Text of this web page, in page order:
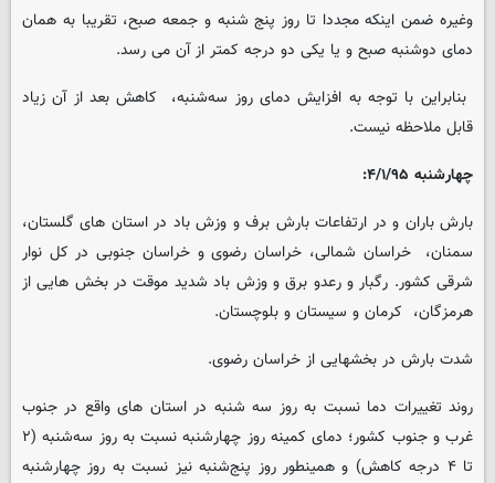
وغیره ضمن اینکه مجددا تا روز پنج شنبه و جمعه صبح، تقریبا به همان
دمای دوشنبه صبح و یا یکی دو درجه کمتر از آن می رسد.
‌ بنابراین با توجه به افزایش دمای روز سه‌شنبه، ‌ کاهش بعد از آن زیاد
قابل ملاحظه نیست.
چهارشنبه ۴/۱/۹۵:
بارش باران و در ارتفاعات بارش برف و وزش باد در استان های گلستان،
سمنان، ‌ خراسان شمالی، خراسان رضوی و خراسان جنوبی در کل نوار
شرقی کشور. رگبار و رعدو برق و وزش باد شدید موقت در بخش هایی از
هرمزگان، ‌ کرمان و سیستان و بلوچستان.
شدت بارش در بخشهایی از خراسان رضوی.
روند تغییرات دما نسبت به روز سه شنبه در استان های واقع در جنوب
غرب و جنوب کشور؛ دمای کمینه روز چهارشنبه نسبت به روز سه‌شنبه (۲
تا ۴ درجه کاهش) و همینطور روز پنج‌شنبه نیز نسبت به روز چهارشنبه